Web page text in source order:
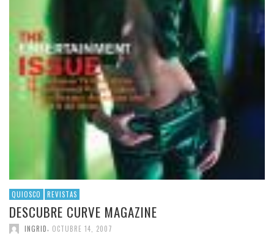
QUIOSCO REVISTAS
DESCUBRE CURVE MAGAZINE
INGRID OCTUBRE 14, 2007